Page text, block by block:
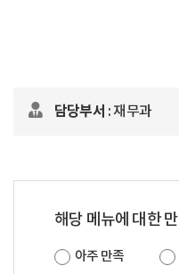
담당부서 : 재무과
해당 메뉴에 대한
아주 만족